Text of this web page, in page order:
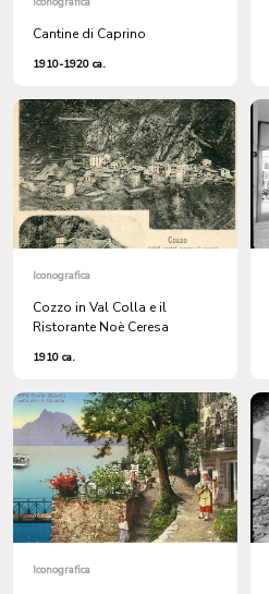
Cantine di Caprino
1910-1920 ca.
Iconografica
Cozzo in Val Colla e il
Ristorante Noè Ceresa
1910 ca.
Iconografica